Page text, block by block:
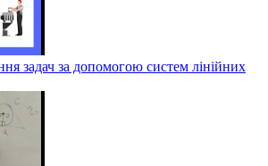
задач за допомогою систем лінійних